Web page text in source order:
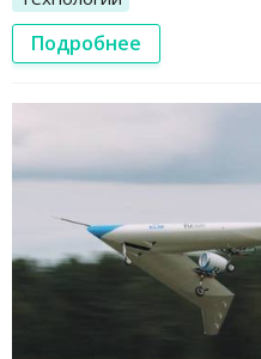
Подробнее